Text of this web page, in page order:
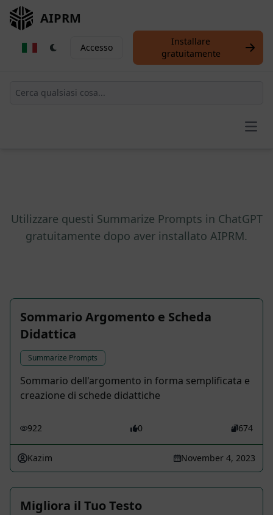
AIPRM
Accesso
Installare
gratuitamente
Utilizzare questi Summarize Prompts in ChatGPT
gratuitamente dopo aver installato AIPRM.
Sommario Argomento e Scheda
Didattica
Summarize Prompts
Sommario dell'argomento in forma semplificata e
creazione di schede didattiche
922 0 674
Kazim November 4, 2023
Migliora il Tuo Testo